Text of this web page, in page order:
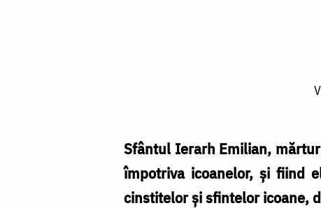
Sfântul Ierarh Emilian,
împotriva icoanelor, și fiind
cinstitelor și sfintelor icoane,